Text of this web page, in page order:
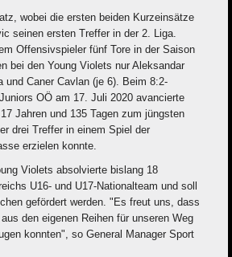
wobei die ersten beiden Kurzeinsätze
seinen ersten Treffer in der 2. Liga.
Offensivspieler fünf Tore in der Saison
bei den Young Violets nur Aleksandar
und Caner Cavlan (je 6). Beim 8:2-
OÖ am 17. Juli 2020 avancierte
Jahren und 135 Tagen zum jüngsten
drei Treffer in einem Spiel der
erzielen konnte.
Violets absolvierte bislang 18
U16- und U17-Nationalteam und soll
gefördert werden. "Es freut uns, dass
den eigenen Reihen für unseren Weg
konnten", so General Manager Sport